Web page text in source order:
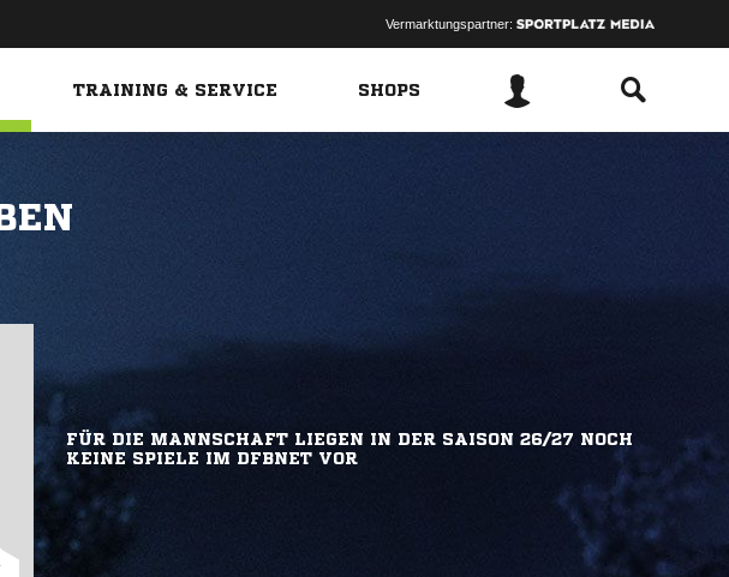
Vermarktungspartner:
TRAINING & SERVICE SHOPS
FÜR DIE MANNSCHAFT LIEGEN IN DER SAISON 26/27 NOCH
KEINE SPIELE IM DFBNET VOR